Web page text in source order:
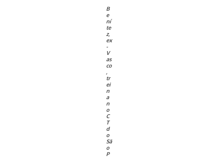
B
e
ní
te
z,
ex
-
V
as
co
,
tr
ei
n
a
n
o
C
T
d
o
Sã
o
P